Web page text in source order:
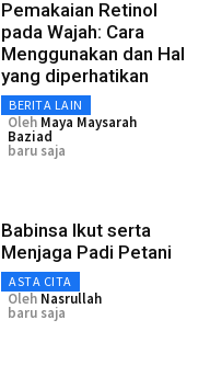
Pemakaian Retinol
pada Wajah: Cara
Menggunakan dan Hal
yang diperhatikan
BERITA LAIN
Oleh Maya Maysarah
Baziad
baru saja
Babinsa Ikut serta
Menjaga Padi Petani
ASTA CITA
Oleh Nasrullah
baru saja